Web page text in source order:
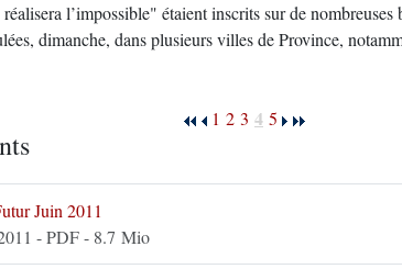
l’impossible" étaient inscrits sur de nombreuses
dimanche, dans plusieurs villes de Province,
1 2 3 4 5
Juin 2011
-PDF- 8.7 Mio